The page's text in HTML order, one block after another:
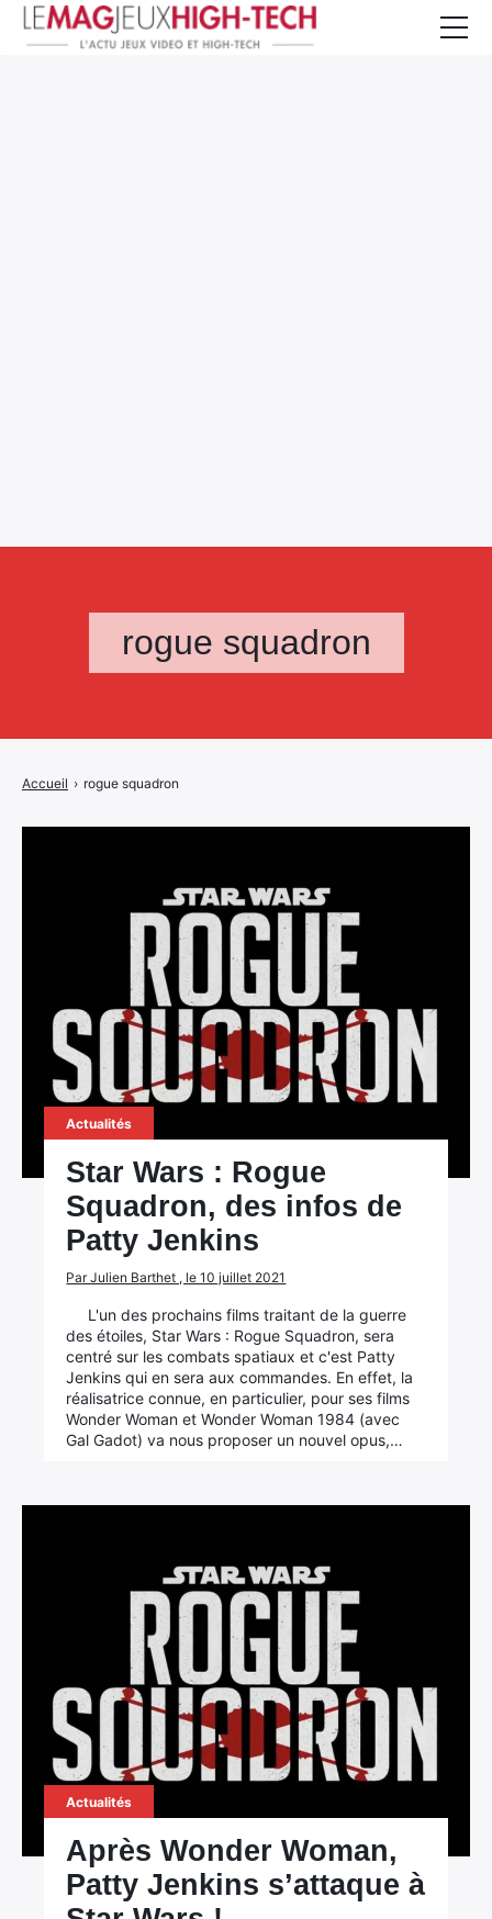
rogue squadron
Accueil › rogue squadron
Actualités
Star Wars : Rogue
Squadron, des infos de
Patty Jenkins
Par Julien Barthet , le 10 juillet 2021
L'un des prochains films traitant de la guerre
des étoiles, Star Wars : Rogue Squadron, sera
centré sur les combats spatiaux et c'est Patty
Jenkins qui en sera aux commandes. En effet, la
réalisatrice connue, en particulier, pour ses films
Wonder Woman et Wonder Woman 1984 (avec
Gal Gadot) va nous proposer un nouvel opus,…
Actualités
Après Wonder Woman,
Patty Jenkins s’attaque à
Rechercher